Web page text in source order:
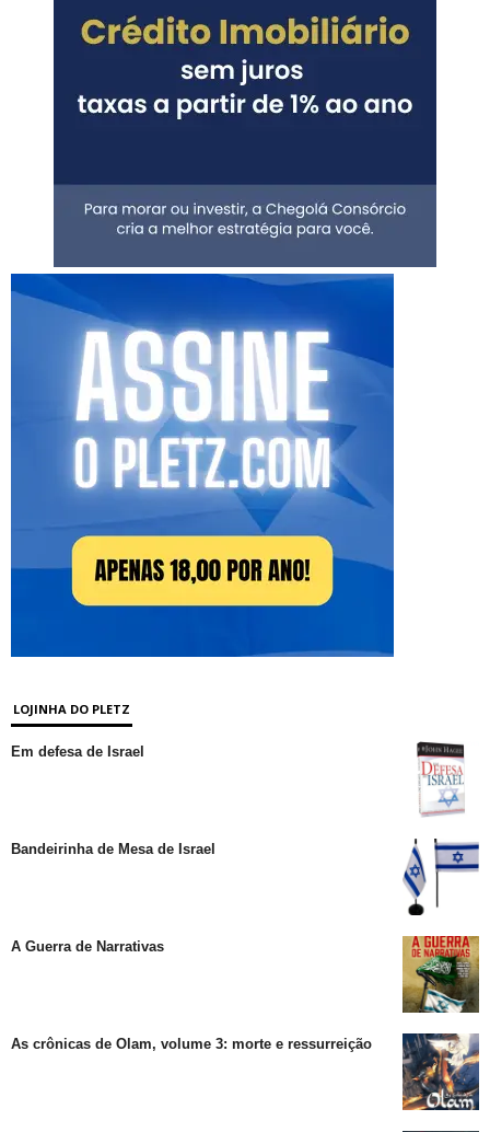
LOJINHA DO PLETZ
Em defesa de Israel
Bandeirinha de Mesa de Israel
A Guerra de Narrativas
As crônicas de Olam, volume 3: morte e ressurreição